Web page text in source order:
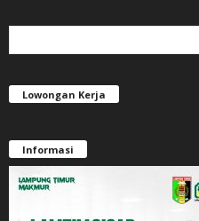
Lowongan Kerja
Informasi